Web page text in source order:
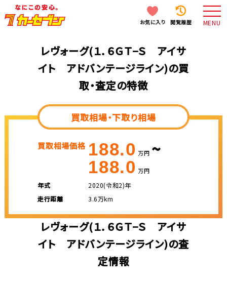
お気に入り 閲覧履歴 MENU
レヴォーグ(１．６ＧＴ−Ｓ アイサ
イト アドバンテージライン)の買
取・査定の特徴
買取相場・下取り相場
買取相場価格 188.0 万円 ~
188.0 万円
年式
2020(令和2)年
走行距離
3.6万km
レヴォーグ(１．６ＧＴ−Ｓ アイサ
イト アドバンテージライン)の査
定情報